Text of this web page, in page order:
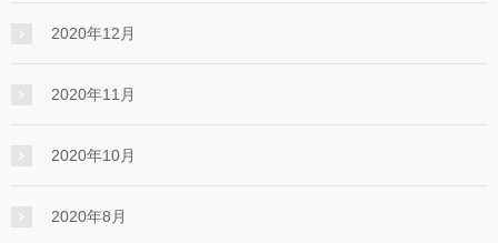
2020年12月
2020年11月
2020年10月
2020年8月